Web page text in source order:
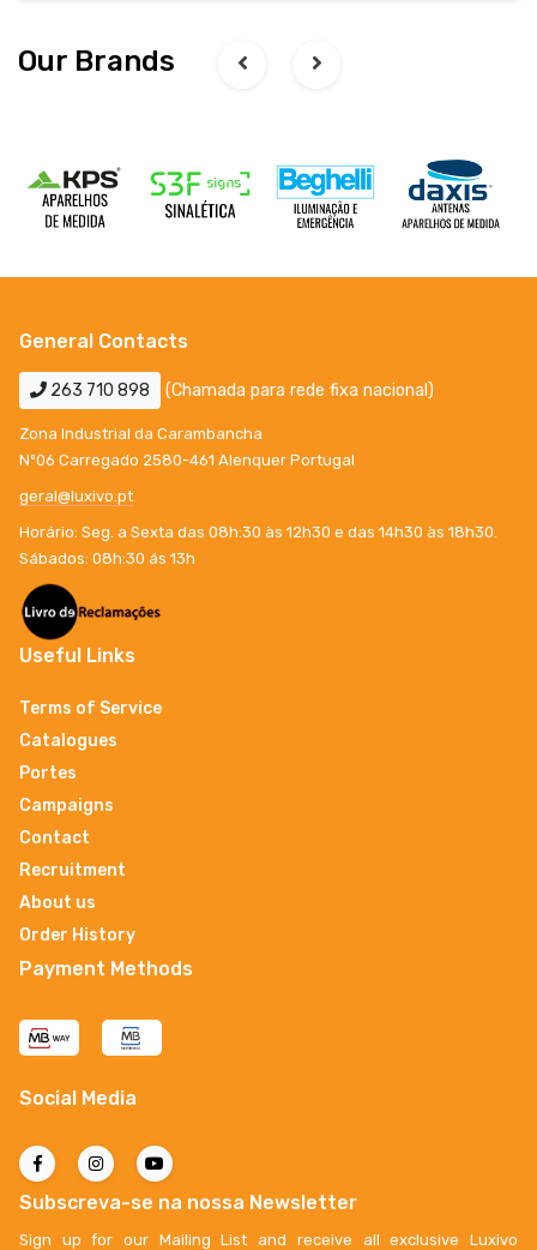
Our Brands
General Contacts
263 710 898 (Chamada para rede fixa nacional)
Zona Industrial da Carambancha
Nº06 Carregado 2580-461 Alenquer Portugal
geral@luxivo.pt
Horário: Seg. a Sexta das 08h:30 às 12h30 e das 14h30 às 18h30.
Sábados: 08h:30 ás 13h
Useful Links
Terms of Service
Catalogues
Portes
Campaigns
Contact
Recruitment
About us
Order History
Payment Methods
Social Media
Subscreva-se na nossa Newsletter
Sign up for our Mailing List and receive all exclusive Luxivo